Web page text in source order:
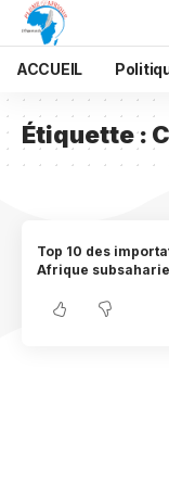
ACCUEIL
Étiquette :
Top 10 des
Afrique